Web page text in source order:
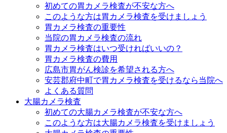
初めての胃カメラ検査が不安な方へ
このような方は胃カメラ検査を受けましょう
胃カメラ検査の重要性
当院の胃カメラ検査の流れ
胃カメラ検査はいつ受ければいいの？
胃カメラ検査の費用
広島市胃がん検診を希望される方へ
安芸郡府中町で胃カメラ検査を受けるなら当院へ
よくある質問
大腸カメラ検査
初めての大腸カメラ検査が不安な方へ
このような方は大腸カメラ検査を受けましょう